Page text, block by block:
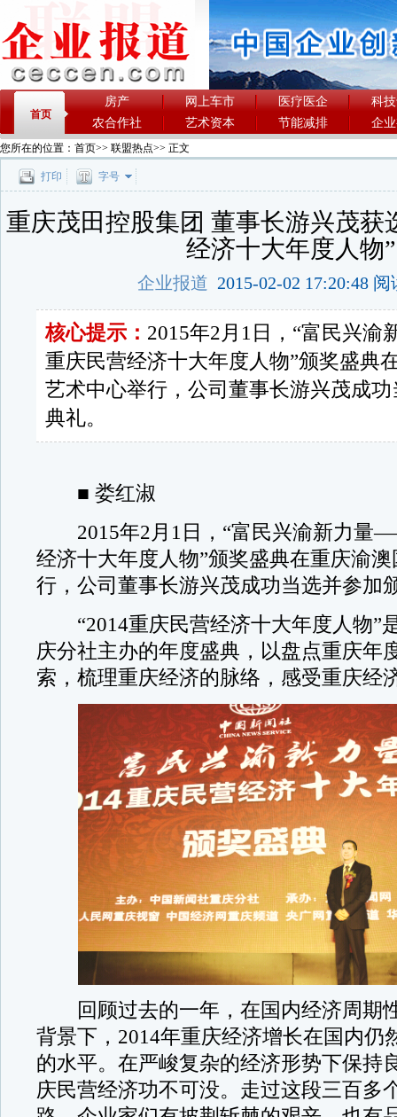
首页
房产 网上车市 医疗医企
科
农合作社
艺术资本 节能减排 企
您所在的位置： 首页>> 联盟热点>> 正文
打印 字号
重庆茂田控股集团 董事长游兴茂获
经济十大年度人物”
企业报道 2015-02-02 17:20:48
核心提示： 2015年2月1日，“富民兴
重庆民营经济十大年度人物”颁奖盛典
艺术中心举行，公司董事长游兴茂成
典礼。
■ 娄红淑
2015年2月1日，“富民兴渝新力量
经济十大年度人物”颁奖盛典在重庆渝
行，公司董事长游兴茂成功当选并参加
“2014重庆民营经济十大年度人物”
庆分社主办的年度盛典，以盘点重庆年
索，梳理重庆经济的脉络，感受重庆经
回顾过去的一年，在国内经济周期
背景下，2014年重庆经济增长在国内仍
的水平。在严峻复杂的经济形势下保持
庆民营经济功不可没。走过这段三百多